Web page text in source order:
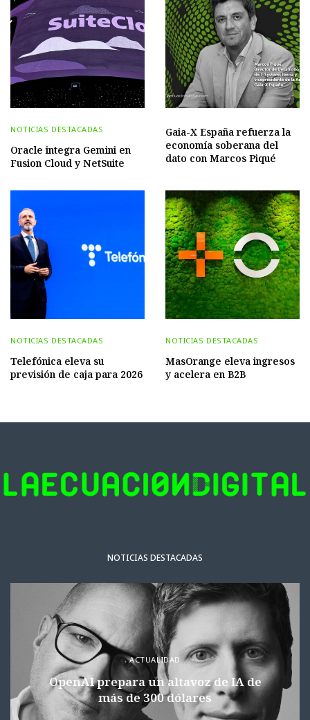
NOTICIAS DESTACADAS
Oracle integra Gemini en
Fusion Cloud y NetSuite
Gaia-X España refuerza la
economía soberana del
dato con Marcos Piqué
NOTICIAS DESTACADAS
Telefónica eleva su
previsión de caja para 2026
NOTICIAS DESTACADAS
MasOrange eleva ingresos
y acelera en B2B
NOTICIAS DESTACADAS
ACTUALIDAD
OpenAI prepara un altavoz de IA de
más de 300 dólares